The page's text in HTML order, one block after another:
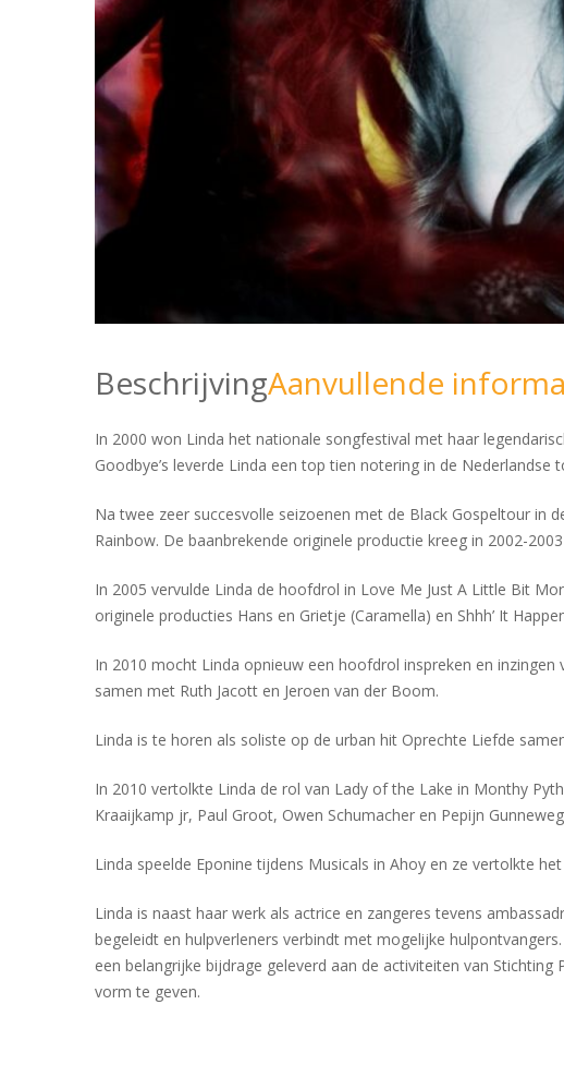
BeschrijvingAanvullende
In 2000 won Linda het nationale songfestival met haar
Goodbye’s leverde Linda een top tien notering in de Nederlandse
Na twee zeer succesvolle seizoenen met de Black Gospeltour in
Rainbow. De baanbrekende originele productie kreeg in 2002-
In 2005 vervulde Linda de hoofdrol in Love Me Just A Little Bit
originele producties Hans en Grietje (Caramella) en Shhh’ It
In 2010 mocht Linda opnieuw een hoofdrol inspreken en
samen met Ruth Jacott en Jeroen van der Boom.
Linda is te horen als soliste op de urban hit Oprechte Liefde
In 2010 vertolkte Linda de rol van Lady of the Lake in Monthy
Kraaijkamp jr, Paul Groot, Owen Schumacher en Pepijn
Linda speelde Eponine tijdens Musicals in Ahoy en ze vertolkte
Linda is naast haar werk als actrice en zangeres tevens
begeleidt en hulpverleners verbindt met mogelijke
een belangrijke bijdrage geleverd aan de activiteiten van
vorm te geven.